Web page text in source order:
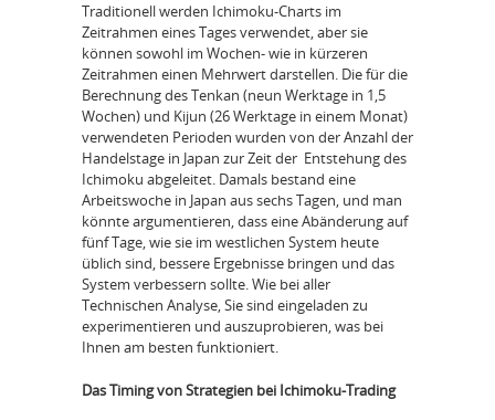
Traditionell werden Ichimoku-Charts im
Zeitrahmen eines Tages verwendet, aber sie
können sowohl im Wochen- wie in kürzeren
Zeitrahmen einen Mehrwert darstellen. Die für die
Berechnung des Tenkan (neun Werktage in 1,5
Wochen) und Kijun (26 Werktage in einem Monat)
verwendeten Perioden wurden von der Anzahl der
Handelstage in Japan zur Zeit der Entstehung des
Ichimoku abgeleitet. Damals bestand eine
Arbeitswoche in Japan aus sechs Tagen, und man
könnte argumentieren, dass eine Abänderung auf
fünf Tage, wie sie im westlichen System heute
üblich sind, bessere Ergebnisse bringen und das
System verbessern sollte. Wie bei aller
Technischen Analyse, Sie sind eingeladen zu
experimentieren und auszuprobieren, was bei
Ihnen am besten funktioniert.
Das Timing von Strategien bei Ichimoku-Trading